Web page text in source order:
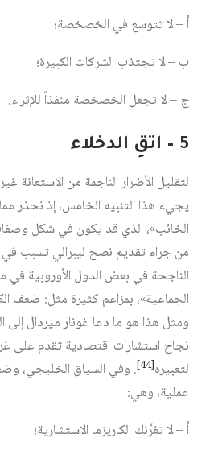
أ – لا تتوسع في الخصخصة؛
ب – لا تجتذب الشركات الكبيرة؛
ج – لا تجعل الخصخصة منفذاً للإثراء.
5 – اتقِ الدخلاء
لتقليل الأضرار الناجمة من الاستعانة
يجيء هذا التنبيه الخامس، إذ نحذر
الخائب»، الذي قد يكون في شكل
من جراء تقديم نصح ليبرالي تسبب في
الناجحة في بعض الدول الأوروبية في
الجماعية»، بمزاعم كثيرة مثل: ضعف
ومثل هذا هو ما دعا غونار ميردال إلى
نجاح استشارات اقتصادية تقدم على
لتعبيره[44]
. وفي السياق الخليجي،
عملية، وهي:
أ – لا تغرَّنك الكاريزما الاستشارية؛